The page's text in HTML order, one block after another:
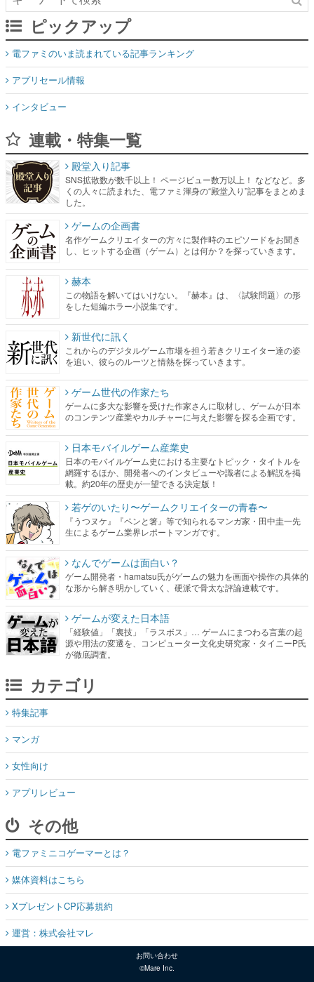
ピックアップ
電ファミのいま読まれている記事ランキング
アプリセール情報
インタビュー
連載・特集一覧
殿堂入り記事
SNS拡散数が数千以上！ ページビュー数万以上！ などなど。多
くの人々に読まれた、電ファミ渾身の“殿堂入り”記事をまとめま
した。
ゲームの企画書
名作ゲームクリエイターの方々に製作時のエピソードをお聞き
し、ヒットする企画（ゲーム）とは何か？を探っていきます。
赫本
この物語を解いてはいけない。『赫本』は、〈試験問題〉の形
をした短編ホラー小説集です。
新世代に訊く
これからのデジタルゲーム市場を担う若きクリエイター達の姿
を追い、彼らのルーツと情熱を探っていきます。
ゲーム世代の作家たち
ゲームに多大な影響を受けた作家さんに取材し、ゲームが日本
のコンテンツ産業やカルチャーに与えた影響を探る企画です。
日本モバイルゲーム産業史
日本のモバイルゲーム史における主要なトピック・タイトルを
網羅するほか、開発者へのインタビューや識者による解説を掲
載。約20年の歴史が一望できる決定版！
若ゲのいたり〜ゲームクリエイターの青春〜
『うつヌケ』『ペンと箸』等で知られるマンガ家・田中圭一先
生によるゲーム業界レポートマンガです。
なんでゲームは面白い？
ゲーム開発者・hamatsu氏がゲームの魅力を画面や操作の具体的
な形から解き明かしていく、硬派で骨太な評論連載です。
ゲームが変えた日本語
「経験値」「裏技」「ラスボス」… ゲームにまつわる言葉の起
源や用法の変遷を、コンピューター文化史研究家・タイニーP氏
が徹底調査。
カテゴリ
特集記事
マンガ
女性向け
アプリレビュー
その他
電ファミニコゲーマーとは？
媒体資料はこちら
XプレゼントCP応募規約
運営：株式会社マレ
お問い合わせ
©Mare Inc.